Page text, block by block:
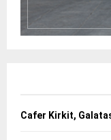
Cafer Kirkit,